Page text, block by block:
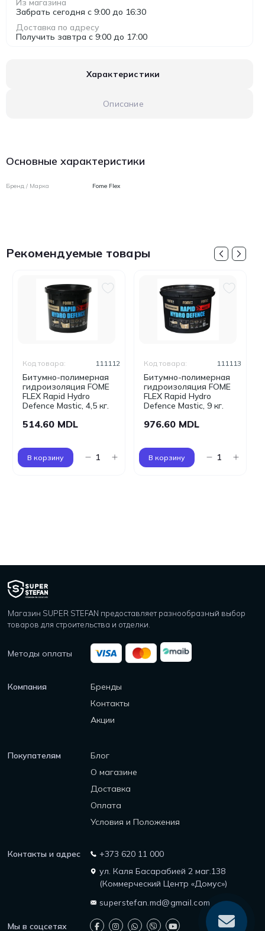
Из магазина
Забрать сегодня с 9:00 до 16:30
Доставка по адресу
Получить завтра с 9:00 до 17:00
Характеристики
Описание
Основные характеристики
Бренд / Марка Fome Flex
Рекомендуемые товары
Битумно-полимерная
гидроизоляция FOME
FLEX Rapid Hydro
Defence Mastic, 4,5 кг.
Код товара: 111112
514.60 MDL
В корзину
Битумно-полимерная
гидроизоляция FOME
FLEX Rapid Hydro
Defence Mastic, 9 кг.
Код товара: 111113
976.60 MDL
В корзину
Магазин SUPER STEFAN предоставляет разнообразный выбор
товаров для строительства и отделки.
Методы оплаты
Компания
Бренды
Контакты
Акции
Покупателям
Блог
О магазине
Доставка
Оплата
Условия и Положения
Контакты и адрес
+373 620 11 000
ул. Каля Басарабией 2 маг.138
(Коммерческий Центр «Домус»)
superstefan.md@gmail.com
Мы в соцсетях